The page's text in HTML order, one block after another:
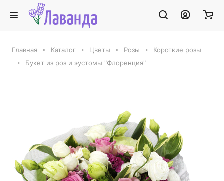
Главная Каталог Цветы Розы
Короткие розы
Букет из роз и эустомы "Флоренция"